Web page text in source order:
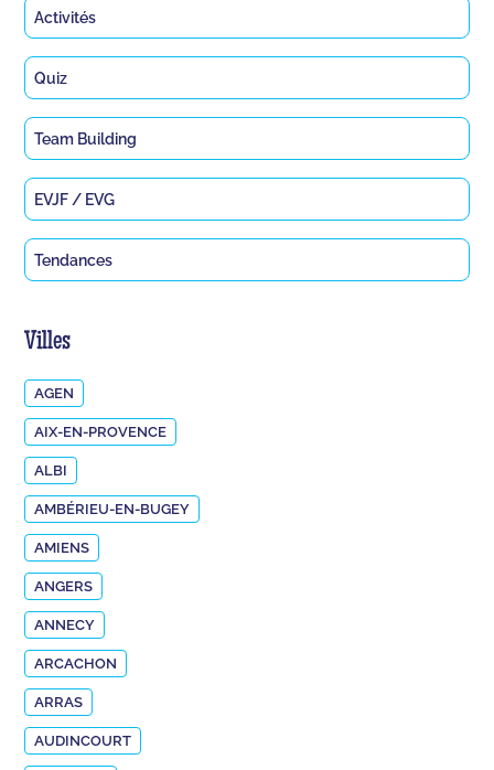
Activités
Quiz
Team Building
EVJF / EVG
Tendances
Villes
AGEN
AIX-EN-PROVENCE
ALBI
AMBÉRIEU-EN-BUGEY
AMIENS
ANGERS
ANNECY
ARCACHON
ARRAS
AUDINCOURT